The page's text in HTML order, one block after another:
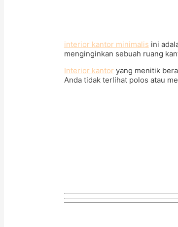
interior kantor minimalis ini
menginginkan sebuah ruang
Interior kantoryang menitik
Anda tidak terlihat polos atau